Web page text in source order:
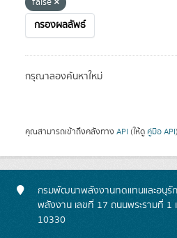
กรองผลลัพธ์
กรุณาลองค้นหาใหม่
คุณสามารถเข้าถึงคลังทาง API (ให้ดู คู่มือ API
กรมพัฒนาพลังงานทดแทนและอนุรั
พลังงาน เลขที่ 17 ถนนพระรามที่ 1
10330